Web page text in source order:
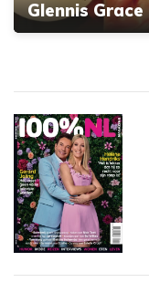
Glennis Grace